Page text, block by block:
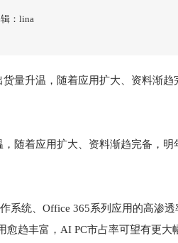
：lina
量升温，随着应用扩大、资料渐趋
随着应用扩大、资料渐趋完备，
系统、Office 365系列应用的高渗
趋丰富，AI PC市占率可望有更大